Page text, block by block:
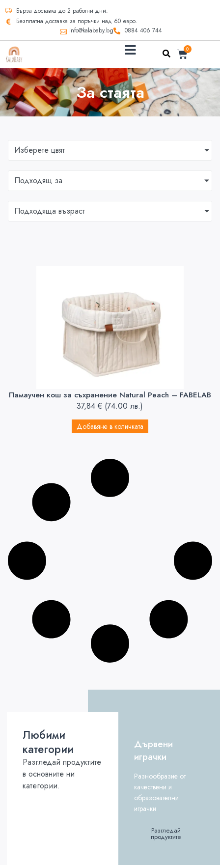
Бърза доставка до 2 работни дни.
Безплатна доставка за поръчки над 60 евро.
info@kalababy.bg
0884 406 744
0
За стаята
Изберете цвят
Подходящ за
Подходяща възраст
Памаучен кош за съхранение Natural Peach – FABELAB
37,84€ (74.00 лв.)
Добавяне в количката
Любими
категории
Разгледай продуктите
в основните ни
категории.
Дървени
играчки
Разнообразие от
качествени и
образователни
играчки
Разгледай
продуктите